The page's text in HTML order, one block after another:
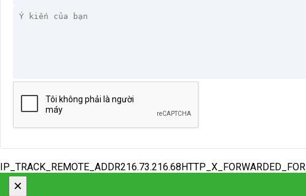
IP_TRACK_REMOTE_ADDR216.73.216.68HTTP_X_FORWARDED_FOR
×